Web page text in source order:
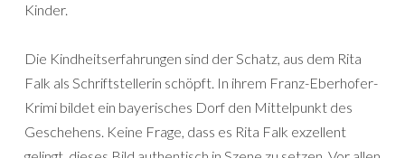
Kinder.
Die Kindheitserfahrungen sind der Schatz, aus dem Rita
Falk als Schriftstellerin schöpft. In ihrem Franz-Eberhofer-
Krimi bildet ein bayerisches Dorf den Mittelpunkt des
Geschehens. Keine Frage, dass es Rita Falk exzellent